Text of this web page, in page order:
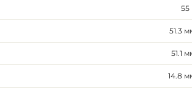
55
51.3
51.1
14.8